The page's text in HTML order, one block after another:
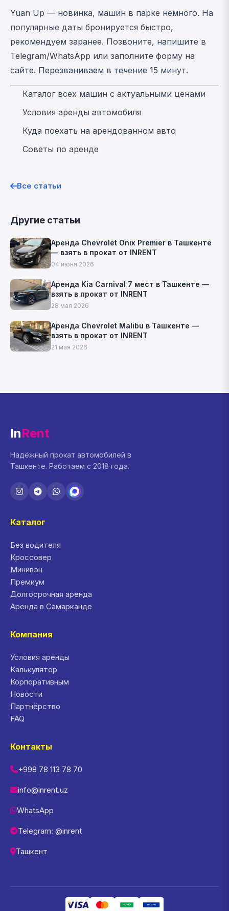
Yuan Up — новинка, машин в парке немного. На
популярные даты бронируется быстро,
рекомендуем заранее. Позвоните, напишите в
Telegram/WhatsApp или заполните форму на
сайте. Перезваниваем в течение 15 минут.
Каталог всех машин с актуальными ценами
Условия аренды автомобиля
Куда поехать на арендованном авто
Советы по аренде
Все статьи
Другие статьи
Аренда Chevrolet Onix Premier в Ташкенте
— взять в прокат от INRENT
04 июня 2026
Аренда Kia Carnival 7 мест в Ташкенте —
взять в прокат от INRENT
28 мая 2026
Аренда Chevrolet Malibu в Ташкенте —
взять в прокат от INRENT
21 мая 2026
InRent
Надёжный прокат автомобилей в
Ташкенте. Работаем с 2018 года.
Каталог
Без водителя
Кроссовер
Минивэн
Премиум
Долгосрочная аренда
Аренда в Самарканде
Компания
Условия аренды
Калькулятор
Корпоративным
Новости
Партнёрство
FAQ
Контакты
+998 78 113 78 70
info@inrent.uz
WhatsApp
Telegram: @inrent
Ташкент